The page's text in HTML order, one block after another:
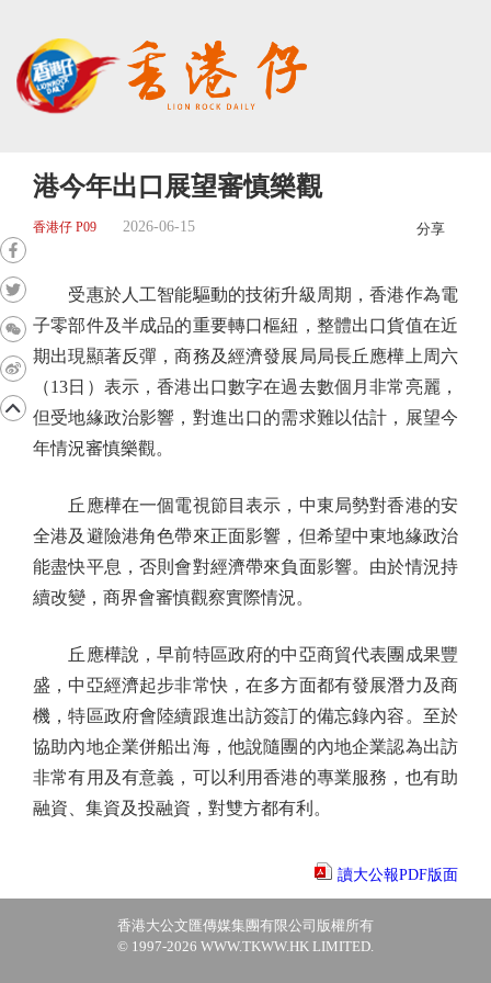
港今年出口展望審慎樂觀
香港仔 P09 2026-06-15 分享
受惠於人工智能驅動的技術升級周期，香港作為電
子零部件及半成品的重要轉口樞紐，整體出口貨值在近
期出現顯著反彈，商務及經濟發展局局長丘應樺上周六
（13日）表示，香港出口數字在過去數個月非常亮麗，
但受地緣政治影響，對進出口的需求難以估計，展望今
年情況審慎樂觀。
丘應樺在一個電視節目表示，中東局勢對香港的安
全港及避險港角色帶來正面影響，但希望中東地緣政治
能盡快平息，否則會對經濟帶來負面影響。由於情況持
續改變，商界會審慎觀察實際情況。
丘應樺說，早前特區政府的中亞商貿代表團成果豐
盛，中亞經濟起步非常快，在多方面都有發展潛力及商
機，特區政府會陸續跟進出訪簽訂的備忘錄內容。至於
協助內地企業併船出海，他說隨團的內地企業認為出訪
非常有用及有意義，可以利用香港的專業服務，也有助
融資、集資及投融資，對雙方都有利。
讀大公報PDF版面
香港大公文匯傳媒集團有限公司版權所有
© 1997-2026 WWW.TKWW.HK LIMITED.